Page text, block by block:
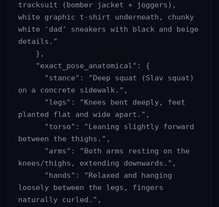
tracksuit (bomber jacket + joggers),
white graphic t-shirt underneath, chunky
white 'dad' sneakers with black and beige
details."
},
"exact_pose_anatomical": {
"stance": "Deep squat (Slav squat)
on a concrete sidewalk.",
"legs": "Knees bent deeply, feet
planted flat and wide apart.",
"torso": "Leaning slightly forward
between the thighs.",
"arms": "Both arms resting on the
knees/thighs, extending downwards.",
"hands": "Relaxed and hanging
loosely between the legs, fingers
naturally curled.",